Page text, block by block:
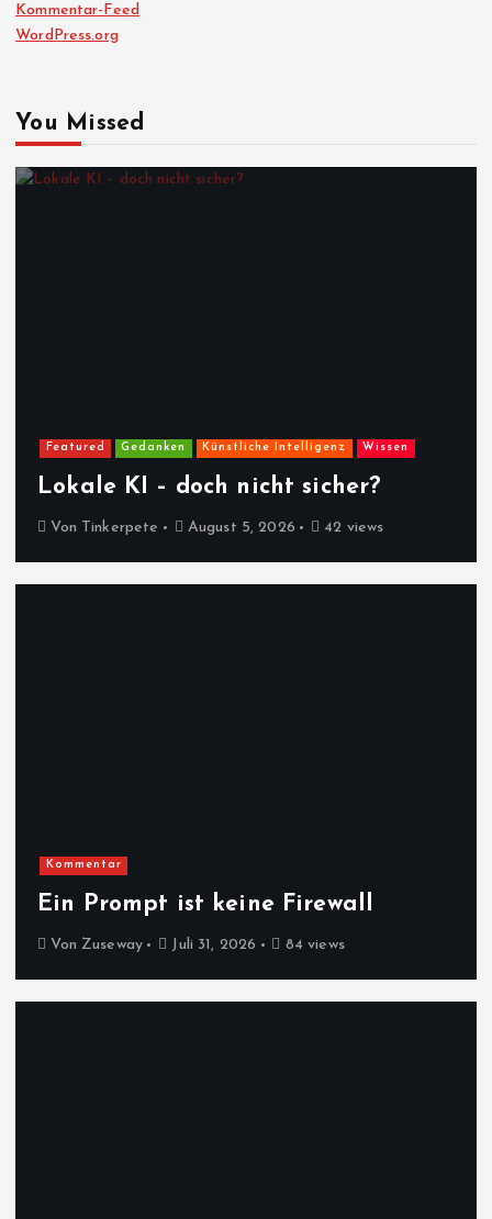
Kommentar-Feed
WordPress.org
You Missed
Featured Gedanken Künstliche Intelligenz Wissen
Lokale KI – doch nicht sicher?
Von Tinkerpete August 5, 2026 42 views
Kommentar
Ein Prompt ist keine Firewall
Von Zuseway Juli 31, 2026 84 views